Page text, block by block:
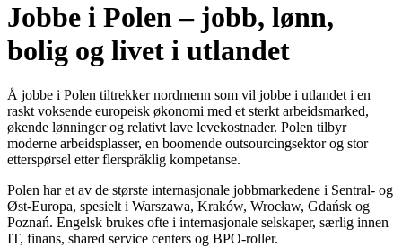
Jobbe i Polen – jobb, lønn,
bolig og livet i utlandet
Å jobbe i Polen tiltrekker nordmenn som vil jobbe i utlandet i en
raskt voksende europeisk økonomi med et sterkt arbeidsmarked,
økende lønninger og relativt lave levekostnader. Polen tilbyr
moderne arbeidsplasser, en boomende outsourcingsektor og stor
etterspørsel etter flerspråklig kompetanse.
Polen har et av de største internasjonale jobbmarkedene i Sentral- og
Øst-Europa, spesielt i Warszawa, Kraków, Wrocław, Gdańsk og
Poznań. Engelsk brukes ofte i internasjonale selskaper, særlig innen
IT, finans, shared service centers og BPO-roller.